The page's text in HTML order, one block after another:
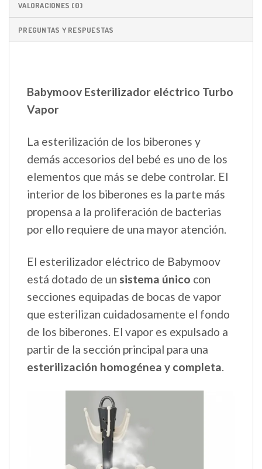
VALORACIONES (0)
PREGUNTAS Y RESPUESTAS
Babymoov Esterilizador eléctrico Turbo
Vapor
La esterilización de los biberones y
demás accesorios del bebé es uno de los
elementos que más se debe controlar. El
interior de los biberones es la parte más
propensa a la proliferación de bacterias
por ello requiere de una mayor atención.
El esterilizador eléctrico de Babymoov
está dotado de un sistema único con
secciones equipadas de bocas de vapor
que esterilizan cuidadosamente el fondo
de los biberones. El vapor es expulsado a
partir de la sección principal para una
esterilización homogénea y completa.